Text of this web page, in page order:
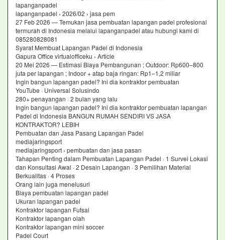
lapanganpadel
lapanganpadel › 2026/02 › jasa pem
27 Feb 2026 — Temukan jasa pembuatan lapangan padel profesional
termurah di Indonesia melalui lapanganpadel atau hubungi kami di
085280828081
Syarat Membuat Lapangan Padel di Indonesia
Gapura Office virtualofficeku › Article
20 Mei 2026 — Estimasi Biaya Pembangunan ; Outdoor: Rp600–800
juta per lapangan ; Indoor + atap baja ringan: Rp1–1,2 miliar
Ingin bangun lapangan padel? Ini dia kontraktor pembuatan
YouTube · Universal Solusindo
280+ penayangan · 2 bulan yang lalu
Ingin bangun lapangan padel? Ini dia kontraktor pembuatan lapangan
Padel di Indonesia BANGUN RUMAH SENDIRI VS JASA
KONTRAKTOR? LEBIH
Pembuatan dan Jasa Pasang Lapangan Padel
mediajaringsport
mediajaringsport › pembuatan dan jasa pasan
Tahapan Penting dalam Pembuatan Lapangan Padel · 1 Survei Lokasi
dan Konsultasi Awal · 2 Desain Lapangan · 3 Pemilihan Material
Berkualitas · 4 Proses
Orang lain juga menelusuri
Biaya pembuatan lapangan padel
Ukuran lapangan padel
Kontraktor lapangan Futsal
Kontraktor lapangan olah
Kontraktor lapangan mini soccer
Padel Court